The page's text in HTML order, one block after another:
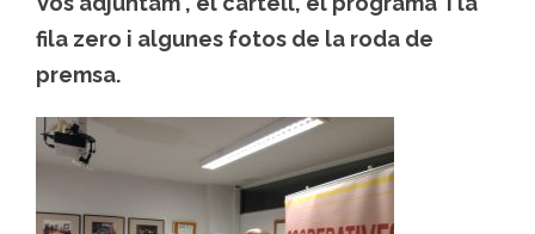
fila zero i algunes fotos de la roda de
premsa.